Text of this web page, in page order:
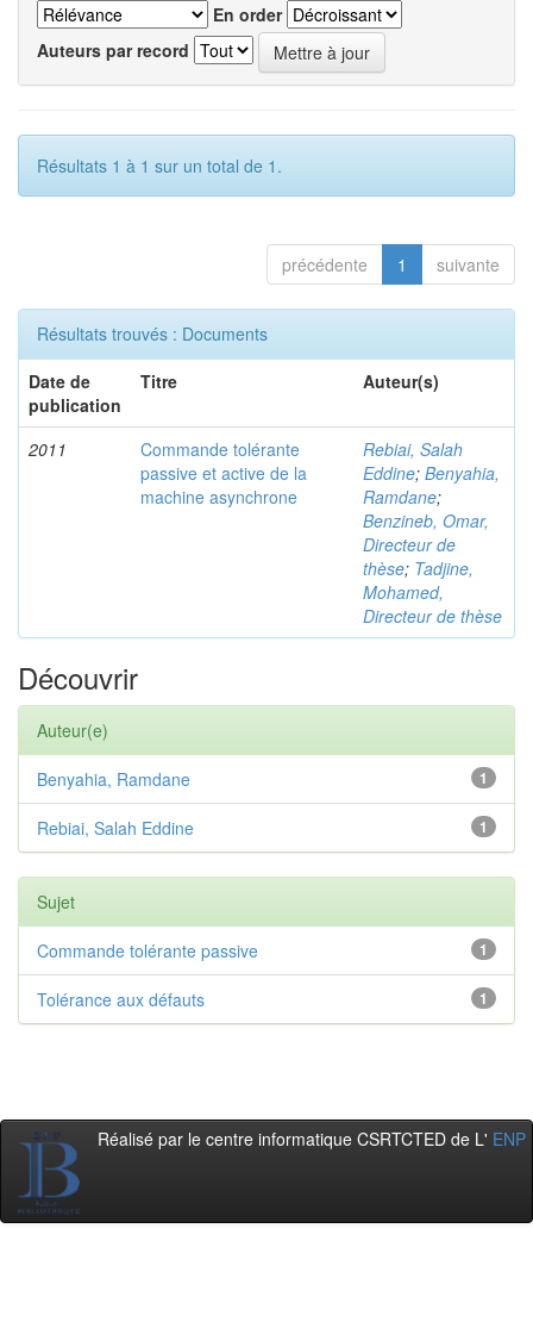
En order
Auteurs par record
Résultats 1 à 1 sur un total de 1.
précédente 1 suivante
Résultats trouvés : Documents
Date de
publication
Titre Auteur(s)
2011
Commande tolérante
passive et active de la
machine asynchrone
Rebiai, Salah
Eddine; Benyahia,
Ramdane;
Benzineb, Omar,
Directeur de
thèse; Tadjine,
Mohamed,
Directeur de thèse
Découvrir
Auteur(e)
1
Benyahia, Ramdane
1
Rebiai, Salah Eddine
Sujet
1
Commande tolérante passive
1
Tolérance aux défauts
Réalisé par le centre informatique CSRTCTED de L' ENP